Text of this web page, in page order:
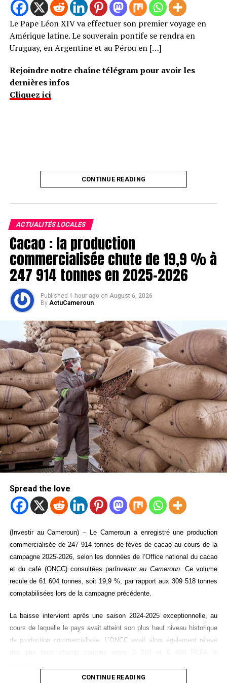
Le Pape Léon XIV va effectuer son premier voyage en
Amérique latine. Le souverain pontife se rendra en
Uruguay, en Argentine et au Pérou en […]
Rejoindre notre chaîne télégram pour avoir les
dernières infos
Cliquez ici
CONTINUE READING
ACTUALITÉS LOCALES
Cacao : la production
commercialisée chute de 19,9 % à
247 914 tonnes en 2025-2026
Published 1 hour ago on August 6, 2026
By ActuCameroun
Spread the love
(Investir au Cameroun) – Le Cameroun a enregistré une production
commercialisée de 247 914 tonnes de fèves de cacao au cours de la
campagne 2025-2026, selon les données de l’Office national du cacao
et du café (ONCC) consultées parInvestir au Cameroun. Ce volume
recule de 61 604 tonnes, soit 19,9 %, par rapport aux 309 518 tonnes
comptabilisées lors de la campagne précédente.
La baisse intervient après une saison 2024-2025 exceptionnelle, au
cours de laquelle le pays avait atteint son plus haut niveau historique
de production commercialisée. L’ONCC avait alors également relevé
CONTINUE READING